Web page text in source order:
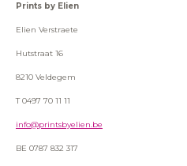
Prints by Elien
Elien Verstraete
Hutstraat 16
8210 Veldegem
T 0497 70 11 11
info@printsbyelien.be
BE 0787 832 317